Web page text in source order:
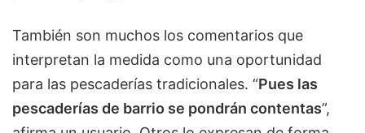
También son muchos los comentarios que
interpretan la medida como una oportunidad
para las pescaderías tradicionales. “Pues las
pescaderías de barrio se pondrán contentas”,